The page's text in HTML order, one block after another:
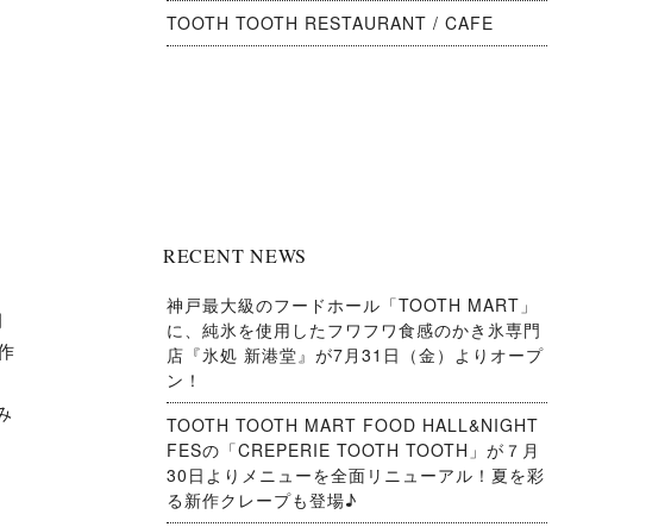
TOOTH TOOTH RESTAURANT / CAFE
RECENT NEWS
神戸最大級のフードホール「TOOTH MART」
に、純氷を使用したフワフワ食感のかき氷専門
店『氷処 新港堂』が7月31日（金）よりオープ
ン！
TOOTH TOOTH MART FOOD HALL&NIGHT
FESの「CREPERIE TOOTH TOOTH」が７月
30日よりメニューを全面リニューアル！夏を彩
る新作クレープも登場♪